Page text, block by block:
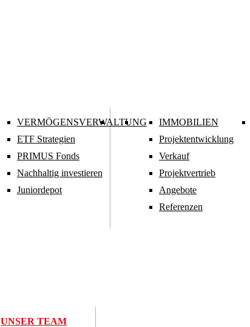
VERMÖGENSVERWALTUNG
ETF Strategien
PRIMUS Fonds
Nachhaltig investieren
Juniordepot
IMMOBILIEN
Projektentwicklung
Verkauf
Projektvertrieb
Angebote
Referenzen
UNSER TEAM